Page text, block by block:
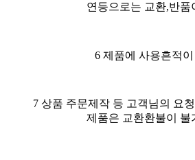
연등으로는 교환,반품
6 제품에 사용흔적
7 상품 주문제작 등 고객님의 요
제품은 교환환불이 불